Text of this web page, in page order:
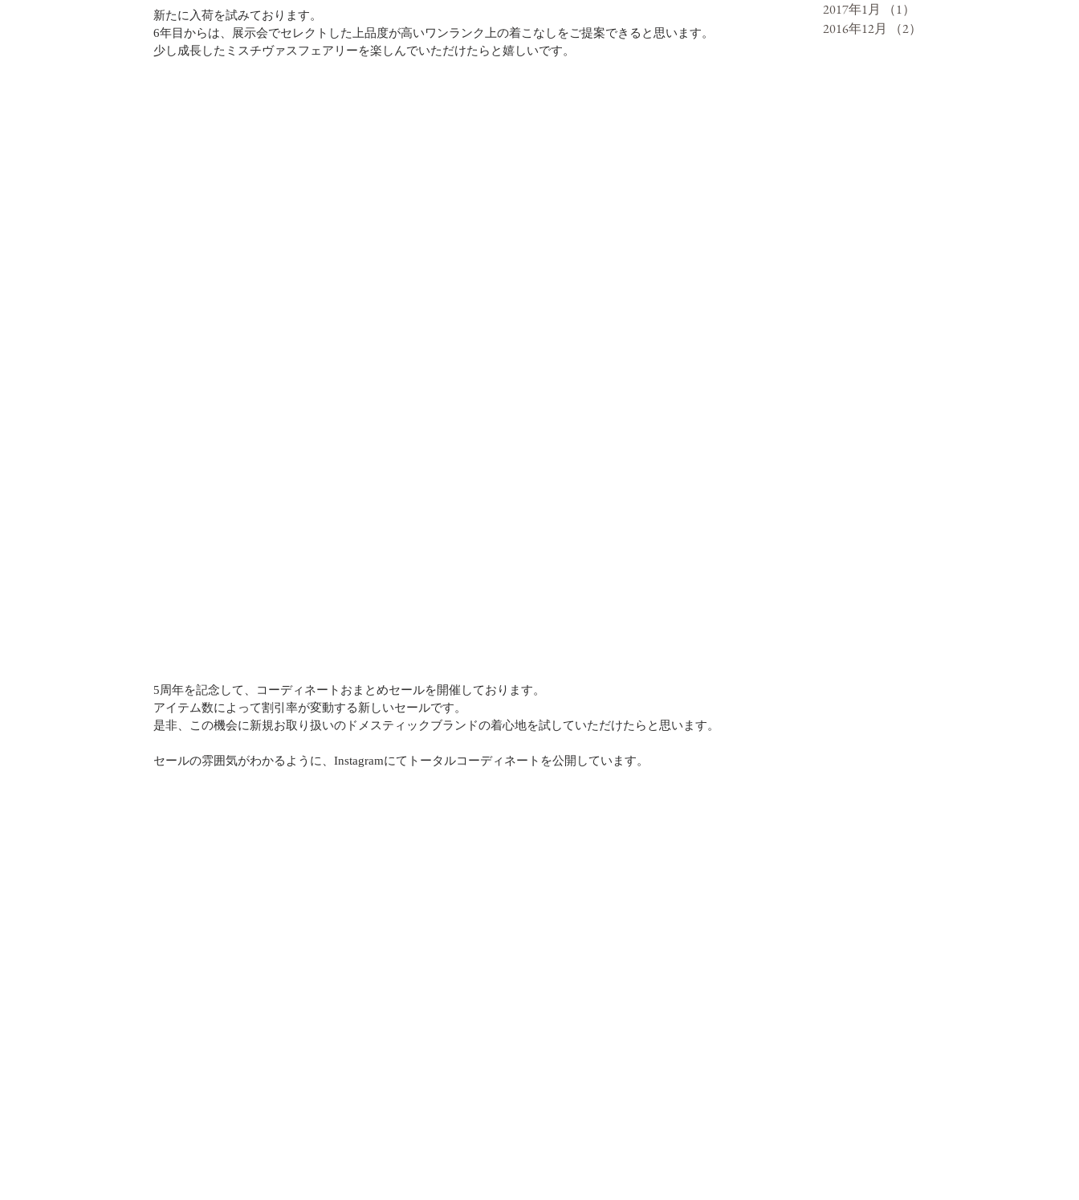
新たに入荷を試みております。
6年目からは、展示会でセレクトした上品度が高いワンランク上の着こなしをご提案できると思います。
少し成長したミスチヴァスフェアリーを楽しんでいただけたらと嬉しいです。
5周年を記念して、コーディネートおまとめセールを開催しております。
アイテム数によって割引率が変動する新しいセールです。
是非、この機会に新規お取り扱いのドメスティックブランドの着心地を試していただけたらと思います。
セールの雰囲気がわかるように、Instagramにてトータルコーディネートを公開しています。
2017年1月
（1）
2016年12月
（2）